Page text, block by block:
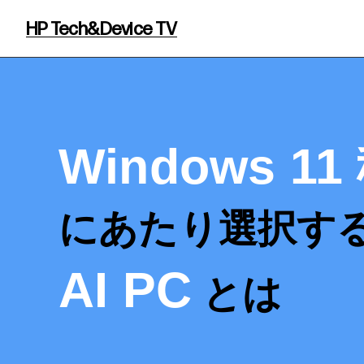
HP Tech&Device TV
Windows 11
にあたり選択す
AI PC とは